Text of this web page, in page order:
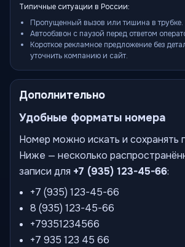
Типичные ситуации в России:
Пропущенный вызов или тишина в трубке.
Автообзвон с паузой перед ответом
Короткое рекламное предложение без
уточнить компанию и сайт.
Дополнительно
Удобные форматы номера
Номер можно искать и сохранять
Ниже — несколько
записи для +7 (935) 123-45-66:
+7 (935) 123-45-66
8 (935) 123-45-66
+79351234566
+7 935 123 45 66